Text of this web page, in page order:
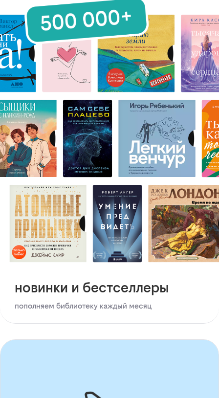
новинки и бестселлеры
пополняем библиотеку каждый месяц